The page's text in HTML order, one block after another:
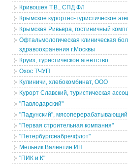
Кривошея Т.В., СПД ФЛ
Крымское курортно-туристическое
Крымская Ривьера, гостиничный
Офтальмологическая клиническая
здравоохранения г.Москвы
Круиз, туристическое агентство
Охос ТЧУП
Кулиничи, хлебокомбинат, ООО
Курорт Славский, туристическая
"Павлодарский"
"Падунский",
"Первая строительная компания"
"Петербургснабречфлот"
Мельник Валентин ИП
"ПИК и К"